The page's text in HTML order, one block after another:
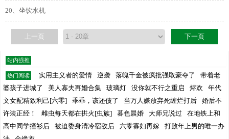
20、坐饮水机
上一页 下一页
站内强推
热门阅读 实用主义者的爱情 逆袭 落魄千金被疯批强取豪夺了
带着老
婆孩子进城了
美人寡夫再婚合集 玻璃灯 没你就不行之重启 烬欢
年代
文女配精致利己[六零]
乖乖，该还债了 当万人嫌放弃死缠烂打后
婚后不
许装正经！
雌虫每天都在拱火[虫族] 暮色晨婚 大师兄说过
在地铁上和
高中同学撞衫后
被迫委身清冷宿敌后 六零寡妇再嫁
打败年上男的唯一办